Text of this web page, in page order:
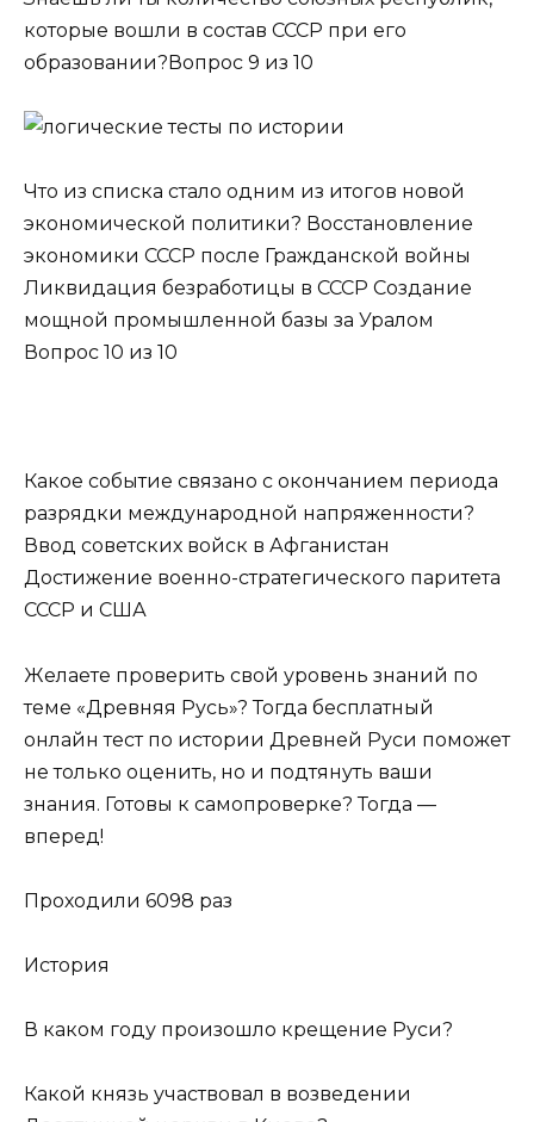
которые вошли в состав СССР при его
образовании?Вопрос 9 из 10
Что из списка стало одним из итогов новой
экономической политики? Восстановление
экономики СССР после Гражданской войны
Ликвидация безработицы в СССР Создание
мощной промышленной базы за Уралом
Вопрос 10 из 10
Какое событие связано с окончанием периода
разрядки международной напряженности?
Ввод советских войск в Афганистан
Достижение военно-стратегического паритета
СССР и США
Желаете проверить свой уровень знаний по
теме «Древняя Русь»? Тогда бесплатный
онлайн тест по истории Древней Руси поможет
не только оценить, но и подтянуть ваши
знания. Готовы к самопроверке? Тогда —
вперед!
Проходили 6098 раз
История
В каком году произошло крещение Руси?
Какой князь участвовал в возведении